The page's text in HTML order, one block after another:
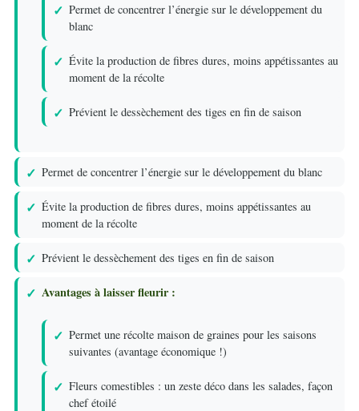
Permet de concentrer l’énergie sur le développement du
blanc
Évite la production de fibres dures, moins appétissantes au
moment de la récolte
Prévient le dessèchement des tiges en fin de saison
Permet de concentrer l’énergie sur le développement du blanc
Évite la production de fibres dures, moins appétissantes au
moment de la récolte
Prévient le dessèchement des tiges en fin de saison
Avantages à laisser fleurir :
Permet une récolte maison de graines pour les saisons
suivantes (avantage économique !)
Fleurs comestibles : un zeste déco dans les salades, façon
chef étoilé